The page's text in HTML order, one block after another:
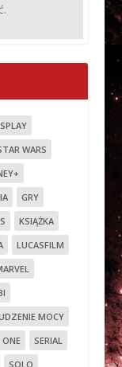
WARS
GRY
KSIĄŻKA
LUCASFILM
MOCY
ONE
SERIAL
SOLO